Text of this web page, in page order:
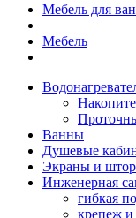
Мебель для
Мебель
Ванны
Душевые
Экраны и
Инженерная
гибкая
крепеж и